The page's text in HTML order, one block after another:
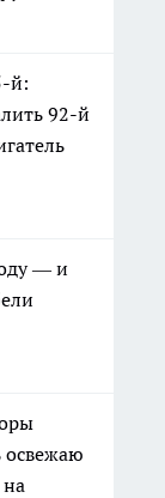
й:
92-й
— и
освежаю